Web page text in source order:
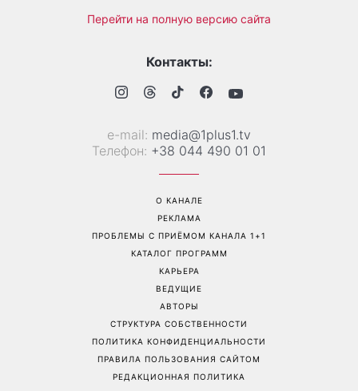
Дорофеева рассказала о
проблемах со здоровьем
Соломия Витвицкая
рассказала, как узнала о
беременности и как
отреагировал ее муж